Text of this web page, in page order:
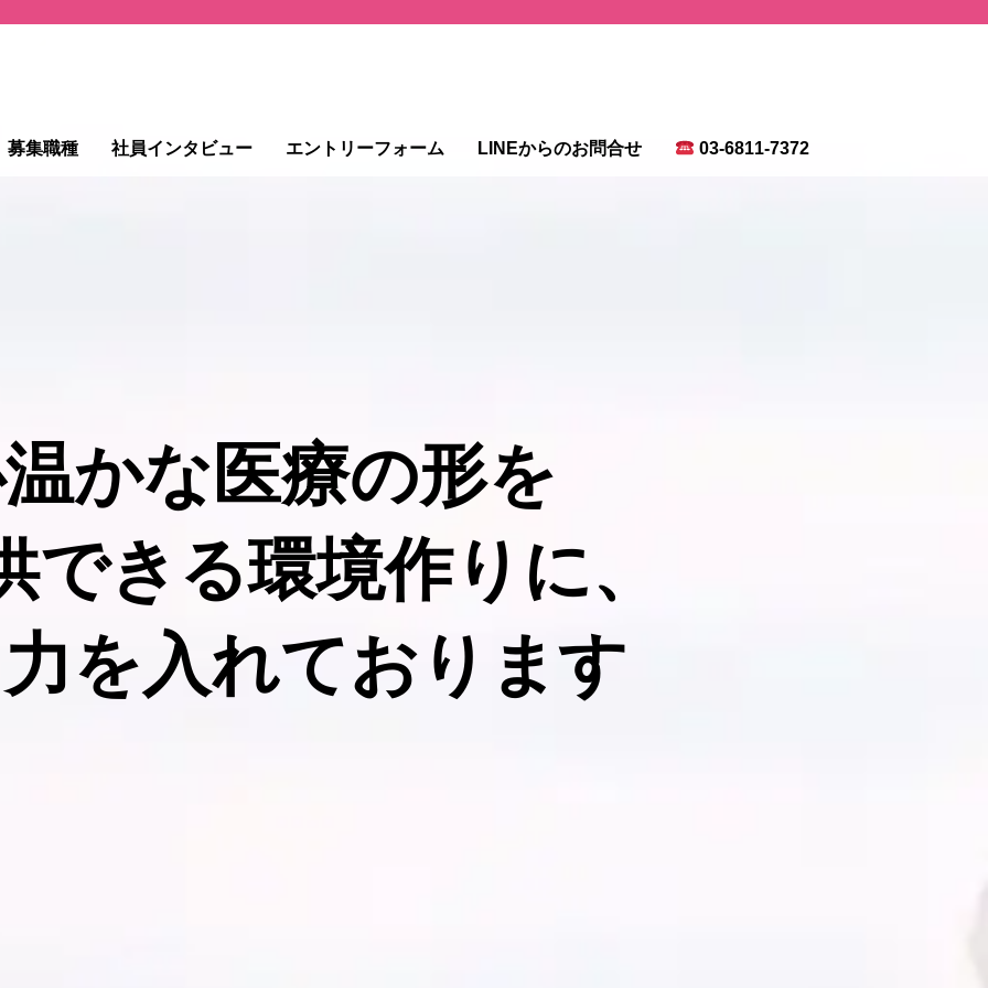
募集職種 社員インタビュー エントリーフォーム LINEからのお問合せ 03-6811-7372
かな医療の形を
できる環境作りに、
を入れております